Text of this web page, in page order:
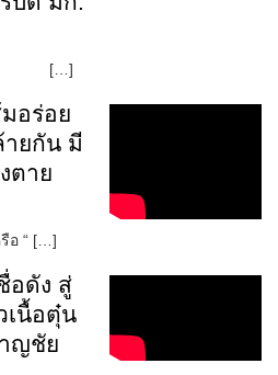
อร่อย
ยกัน มี
ตาย
อ “ […]
อดัง สู่
เนื้อตุ๋น
ญชัย